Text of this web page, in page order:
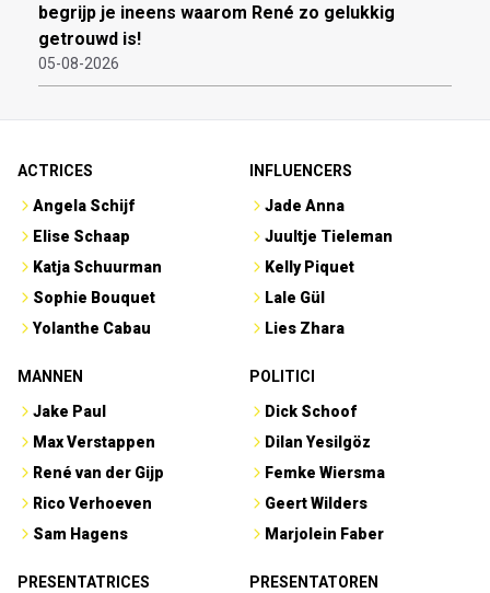
begrijp je ineens waarom René zo gelukkig
getrouwd is!
05-08-2026
ACTRICES
Angela Schijf
Elise Schaap
Katja Schuurman
Sophie Bouquet
Yolanthe Cabau
INFLUENCERS
Jade Anna
Juultje Tieleman
Kelly Piquet
Lale Gül
Lies Zhara
MANNEN
Jake Paul
Max Verstappen
René van der Gijp
Rico Verhoeven
Sam Hagens
POLITICI
Dick Schoof
Dilan Yesilgöz
Femke Wiersma
Geert Wilders
Marjolein Faber
PRESENTATRICES
PRESENTATOREN